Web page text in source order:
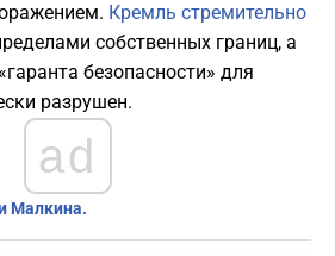
Кремль стремительно
собственных границ, а
безопасности» для
разрушен.
ad
Малкина.